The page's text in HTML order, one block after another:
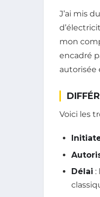
J’ai mis
mon
encadré
autorisée
Voici les
Délai :